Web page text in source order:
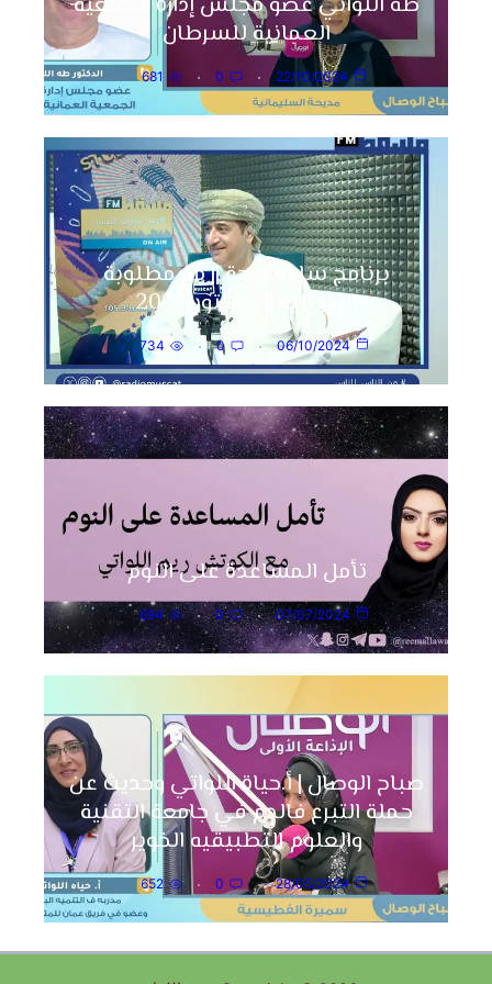
العمانية للسرطان
22/10/2024
0
681
برنامج ساعة صحة || مع مطلوبة
الزدجالية || 3 أكتوبر2024
06/10/2024
0
734
تأمل المساعدة على النوم
07/07/2024
0
694
صباح الوصال | أ.حياة اللواتي وحديث عن
حملة التبرع فالدم في جامعة التقنية
والعلوم التطبيقيه الخوير
28/05/2024
0
652